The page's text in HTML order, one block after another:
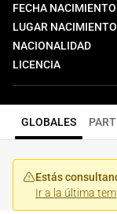
FECHA NACIMIENTO
LUGAR NACIMIENTO
NACIONALIDAD
LICENCIA
GLOBALES
Estás
Ir a la última